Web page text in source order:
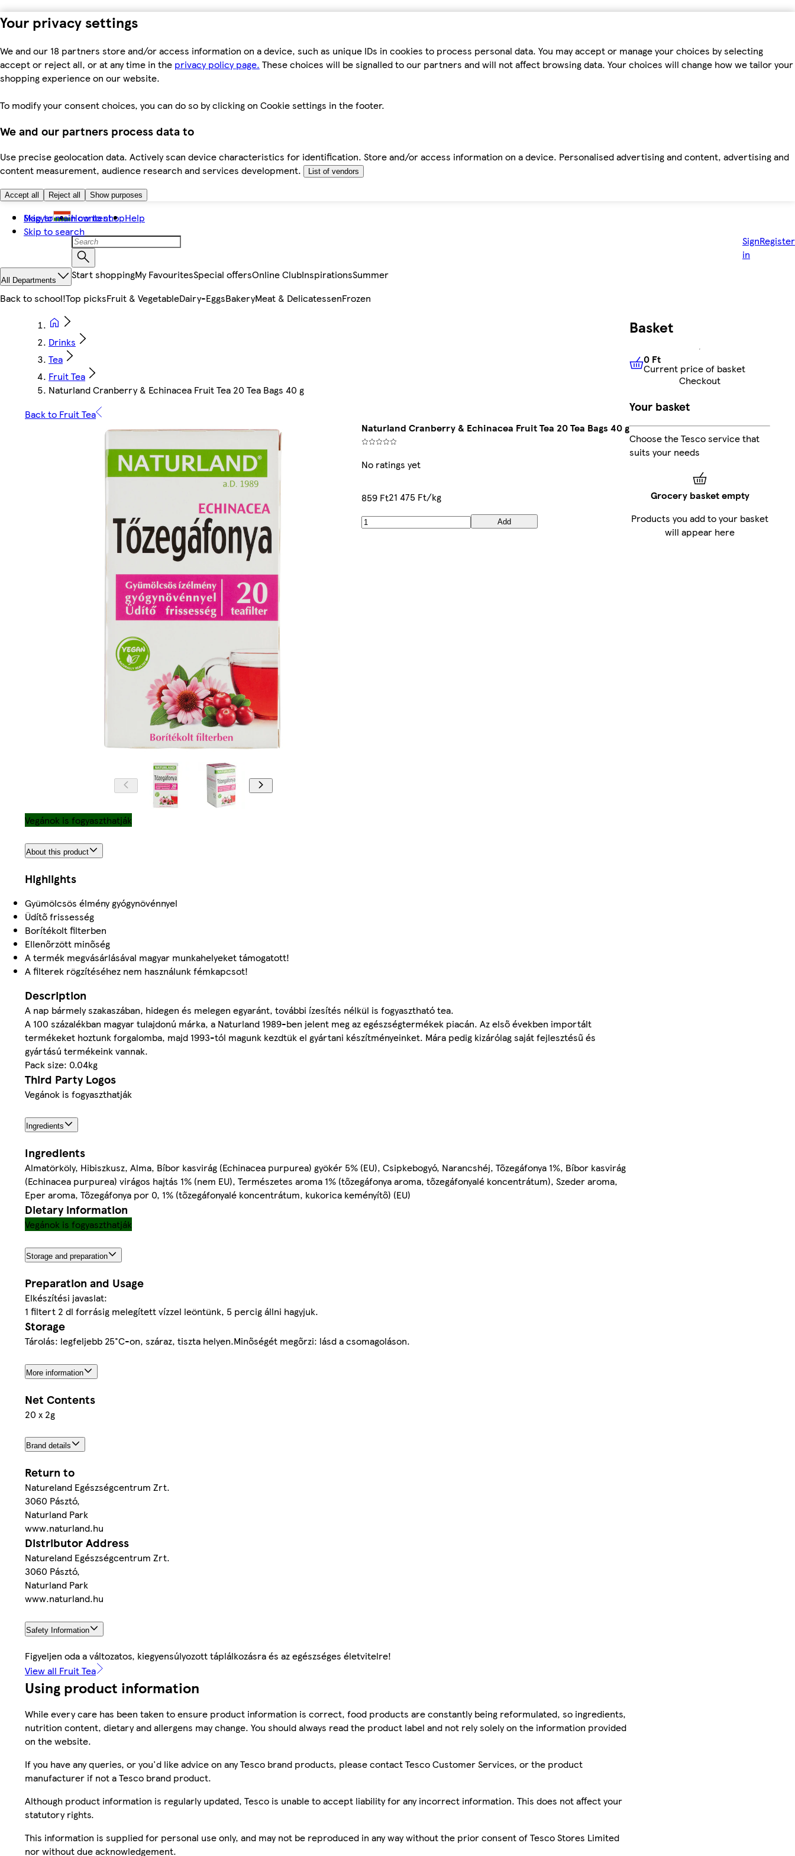
Your privacy settings
We and our 18 partners store and/or access information on a device, such as unique IDs in cookies to process personal data. You may accept or manage your choices by selecting
accept or reject all, or at any time in the privacy policy page. These choices will be signalled to our partners and will not affect browsing data. Your choices will change how we tailor your
shopping experience on our website.
To modify your consent choices, you can do so by clicking on Cookie settings in the footer.
We and our partners process data to
Use precise geolocation data. Actively scan device characteristics for identification. Store and/or access information on a device. Personalised advertising and content, advertising and
content measurement, audience research and services development.
List of vendors
Accept all Reject all Show purposes
Skip to main content
Skip to search
Magyar How to shopHelp
Sign
in
Register
All Departments Start shoppingMy FavouritesSpecial offersOnline ClubInspirationsSummer
Back to school!Top picksFruit & VegetableDairy-EggsBakeryMeat & DelicatessenFrozen
Drinks
Tea
Fruit Tea
Naturland Cranberry & Echinacea Fruit Tea 20 Tea Bags 40 g
Back to Fruit Tea
Naturland Cranberry & Echinacea Fruit Tea 20 Tea Bags 40 g
No ratings yet
859 Ft21 475 Ft/kg
Add
Vegánok is fogyaszthatják
About this product
Highlights
Gyümölcsös élmény gyógynövénnyel
Üdítő frissesség
Borítékolt filterben
Ellenőrzött minőség
A termék megvásárlásával magyar munkahelyeket támogatott!
A filterek rögzítéséhez nem használunk fémkapcsot!
Description
A nap bármely szakaszában, hidegen és melegen egyaránt, további ízesítés nélkül is fogyasztható tea.
A 100 százalékban magyar tulajdonú márka, a Naturland 1989-ben jelent meg az egészségtermékek piacán. Az első években importált
termékeket hoztunk forgalomba, majd 1993-tól magunk kezdtük el gyártani készítményeinket. Mára pedig kizárólag saját fejlesztésű és
gyártású termékeink vannak.
Pack size: 0.04kg
Third Party Logos
Vegánok is fogyaszthatják
Ingredients
Ingredients
Almatörköly, Hibiszkusz, Alma, Bíbor kasvirág (Echinacea purpurea) gyökér 5% (EU), Csipkebogyó, Narancshéj, Tőzegáfonya 1%, Bíbor kasvirág
(Echinacea purpurea) virágos hajtás 1% (nem EU), Természetes aroma 1% (tőzegáfonya aroma, tőzegáfonyalé koncentrátum), Szeder aroma,
Eper aroma, Tőzegáfonya por 0, 1% (tőzegáfonyalé koncentrátum, kukorica keményítő) (EU)
Dietary information
Vegánok is fogyaszthatják
Storage and preparation
Preparation and Usage
Elkészítési javaslat:
1 filtert 2 dl forrásig melegített vízzel leöntünk, 5 percig állni hagyjuk.
Storage
Tárolás: legfeljebb 25°C-on, száraz, tiszta helyen.Minőségét megőrzi: lásd a csomagoláson.
More information
Net Contents
20 x 2g
Brand details
Return to
Natureland Egészségcentrum Zrt.
3060 Pásztó,
Naturland Park
www.naturland.hu
Distributor Address
Natureland Egészségcentrum Zrt.
3060 Pásztó,
Naturland Park
www.naturland.hu
Safety Information
Figyeljen oda a változatos, kiegyensúlyozott táplálkozásra és az egészséges életvitelre!
View all Fruit Tea
Using product information
While every care has been taken to ensure product information is correct, food products are constantly being reformulated, so ingredients,
nutrition content, dietary and allergens may change. You should always read the product label and not rely solely on the information provided
on the website.
If you have any queries, or you'd like advice on any Tesco brand products, please contact Tesco Customer Services, or the product
manufacturer if not a Tesco brand product.
Although product information is regularly updated, Tesco is unable to accept liability for any incorrect information. This does not affect your
statutory rights.
This information is supplied for personal use only, and may not be reproduced in any way without the prior consent of Tesco Stores Limited
nor without due acknowledgement.
Basket
0 FtCurrent price of basket
0 Ft
Current price of basket
Checkout
Your basket
Choose the Tesco service that
suits your needs
Grocery basket empty
Products you add to your basket
will appear here